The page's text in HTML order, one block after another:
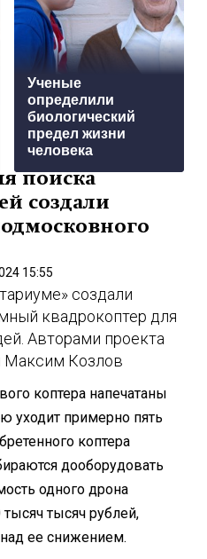
Ученые
определили
биологический
предел жизни
человека
поиска
создали
15:55
создали
квадрокоптер для
Авторами проекта
Максим Козлов
коптера напечатаны
уходит примерно пять
коптера
дооборудовать
одного дрона
тысяч рублей,
ее снижением.